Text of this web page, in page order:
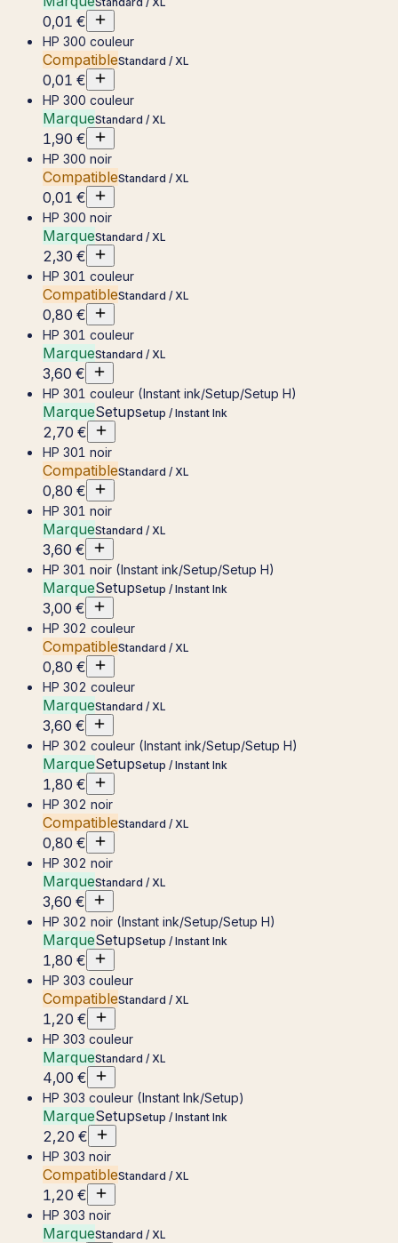
0,01 €
HP 300 couleur
CompatibleStandard / XL
0,01 €
HP 300 couleur
MarqueStandard / XL
1,90 €
HP 300 noir
CompatibleStandard / XL
0,01 €
HP 300 noir
MarqueStandard / XL
2,30 €
HP 301 couleur
CompatibleStandard / XL
0,80 €
HP 301 couleur
MarqueStandard / XL
3,60 €
HP 301 couleur (Instant ink/Setup/Setup H)
MarqueSetupSetup / Instant Ink
2,70 €
HP 301 noir
CompatibleStandard / XL
0,80 €
HP 301 noir
MarqueStandard / XL
3,60 €
HP 301 noir (Instant ink/Setup/Setup H)
MarqueSetupSetup / Instant Ink
3,00 €
HP 302 couleur
CompatibleStandard / XL
0,80 €
HP 302 couleur
MarqueStandard / XL
3,60 €
HP 302 couleur (Instant ink/Setup/Setup H)
MarqueSetupSetup / Instant Ink
1,80 €
HP 302 noir
CompatibleStandard / XL
0,80 €
HP 302 noir
MarqueStandard / XL
3,60 €
HP 302 noir (Instant ink/Setup/Setup H)
MarqueSetupSetup / Instant Ink
1,80 €
HP 303 couleur
CompatibleStandard / XL
1,20 €
HP 303 couleur
MarqueStandard / XL
4,00 €
HP 303 couleur (Instant Ink/Setup)
MarqueSetupSetup / Instant Ink
2,20 €
HP 303 noir
CompatibleStandard / XL
1,20 €
HP 303 noir
MarqueStandard / XL